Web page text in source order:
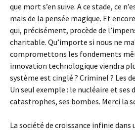
que mort s’en suive. A ce stade, ce
mais de la pensée magique. Et
qui, précisément, procède de
charitable. Qu’importe si nous ne
compromettons les fondements
innovation technologique viendra
système est cinglé ? Criminel ? Les
Un seul exemple : le nucléaire et ses
catastrophes, ses bombes. Merci la
La société de croissance infinie dans